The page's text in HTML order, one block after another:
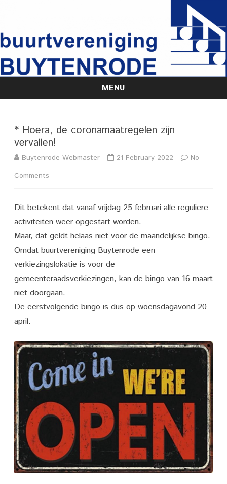
MENU
Skip
* Hoera, de coronamaatregelen zijn
vervallen!
Buytenrode Webmaster 21 February 2022
No
Comments
Hoera,
coronamaatregelen
zijn
vervallen!
Dit betekent dat vanaf vrijdag 25 februari alle reguliere
activiteiten weer opgestart worden.
Maar, dat geldt helaas niet voor de maandelijkse bingo.
Omdat buurtvereniging Buytenrode een
verkiezingslokatie is voor de
gemeenteraadsverkiezingen, kan de bingo van 16 maart
niet doorgaan.
De eerstvolgende bingo is dus op woensdagavond 20
april.